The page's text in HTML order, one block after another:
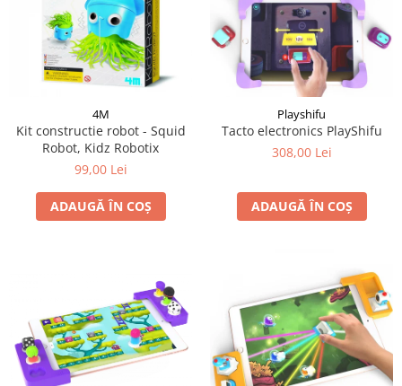
4M
Kit constructie robot - Squid
Robot, Kidz Robotix
99,00 Lei
ADAUGĂ ÎN COȘ
Playshifu
Tacto electronics PlayShifu
308,00 Lei
ADAUGĂ ÎN COȘ